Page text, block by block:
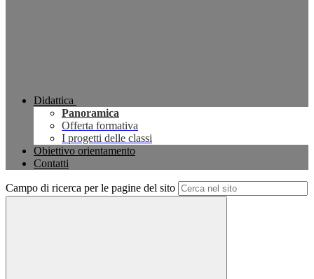
Didattica
Panoramica
Offerta formativa
I progetti delle classi
Obiettivo orientamento
Contatti
Campo di ricerca per le pagine del sito